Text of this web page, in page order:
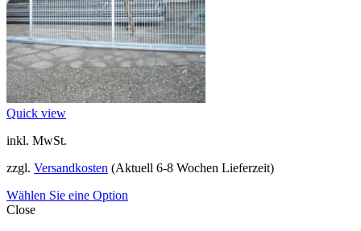
Quick view
inkl. MwSt.
zzgl. Versandkosten (Aktuell 6-8 Wochen Lieferzeit)
Wählen Sie eine Option
Close